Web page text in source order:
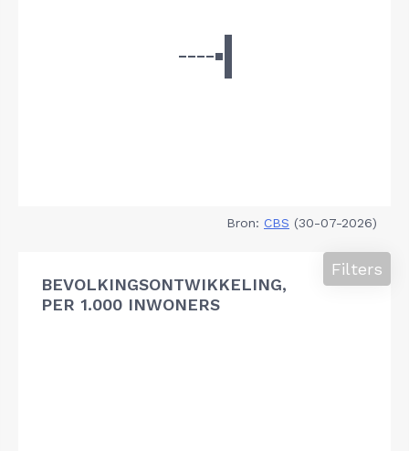
Bron: CBS (30-07-2026)
BEVOLKINGSONTWIKKELING,
PER 1.000 INWONERS
Filters